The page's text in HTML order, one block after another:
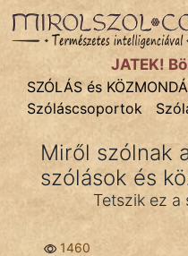
SZÓLÁS ÉS
Bibliai
Kifejezések
Közmondások
Rímelő
JÁTÉK!
SZÓLÁS és
Szóláscsoportok
Miről szólnak
szólások és
Tetszik ez a
1460